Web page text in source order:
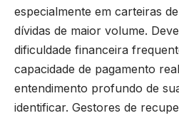
especialmente em carteiras
dívidas de maior volume.
dificuldade financeira
capacidade de pagamento
entendimento profundo de
identificar. Gestores de